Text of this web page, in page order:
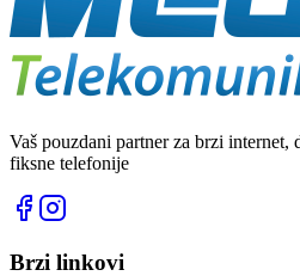
Vaš pouzdani partner za brzi
fiksne telefonije
Brzi linkovi